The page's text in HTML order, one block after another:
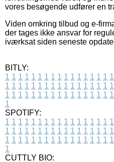
vores besøgende udfører en
Viden omkring tilbud og e-
der tages ikke ansvar for
iværksat siden seneste
BITLY:
1 1 1 1 1 1 1 1 1 1 1 1 1 1 1 1 1
1 1 1 1 1 1 1 1 1 1 1 1 1 1 1 1 1
1 1 1 1 1 1 1 1 1 1 1 1 1 1 1 1 1
1
SPOTIFY:
1 1 1 1 1 1 1 1 1 1 1 1 1 1 1 1 1
1 1 1 1 1 1 1 1 1 1 1 1 1 1 1 1 1
1 1 1 1 1 1 1 1 1 1 1 1 1 1 1 1 1
1
CUTTLY BIO: